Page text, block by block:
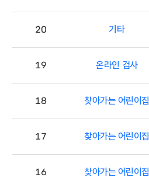
20 기타
19 온라인 검사
18 찾아가는 어린이집
17 찾아가는 어린이집
16 찾아가는 어린이집